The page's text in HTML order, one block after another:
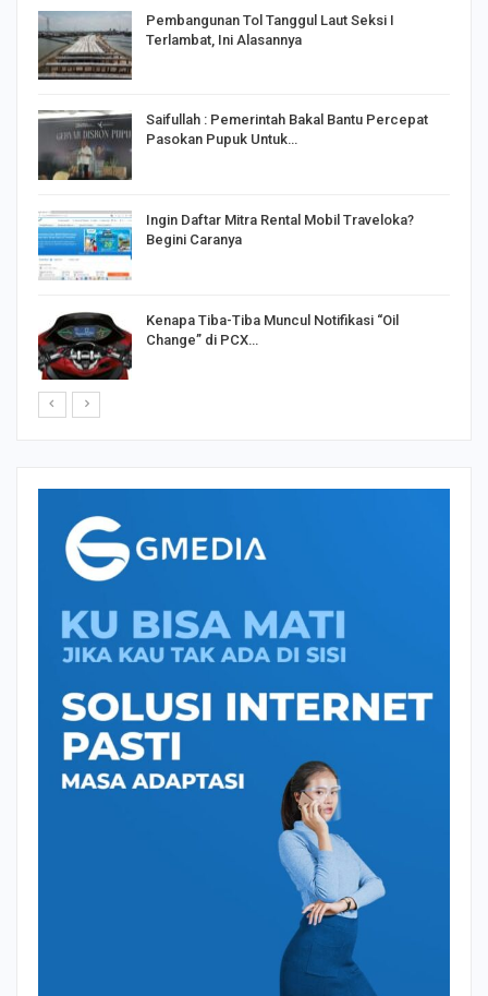
Pembangunan Tol Tanggul Laut Seksi I
Terlambat, Ini Alasannya
Saifullah : Pemerintah Bakal Bantu Percepat
Pasokan Pupuk Untuk…
Ingin Daftar Mitra Rental Mobil Traveloka?
Begini Caranya
Kenapa Tiba-Tiba Muncul Notifikasi “Oil
Change” di PCX…